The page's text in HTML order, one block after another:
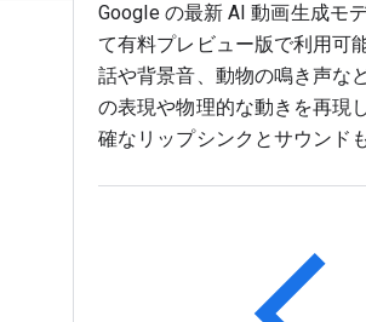
Google の最新 AI 動画生成モ
て有料プレビュー版で利用可
話や背景音、動物の鳴き声な
の表現や物理的な動きを再現
確なリップシンクとサウンド